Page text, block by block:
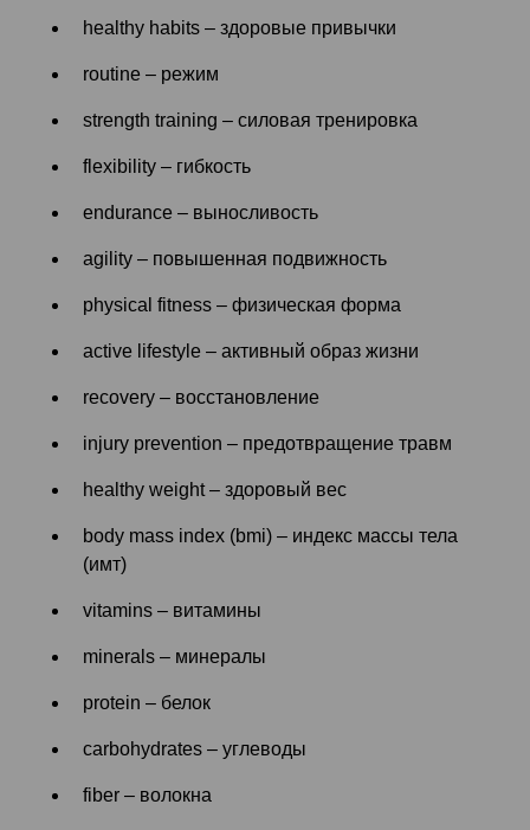
healthy habits – здоровые привычки
routine – режим
strength training – силовая тренировка
flexibility – гибкость
endurance – выносливость
agility – повышенная подвижность
physical fitness – физическая форма
active lifestyle – активный образ жизни
recovery – восстановление
injury prevention – предотвращение травм
healthy weight – здоровый вес
body mass index (bmi) – индекс массы тела
(имт)
vitamins – витамины
minerals – минералы
protein – белок
carbohydrates – углеводы
fiber – волокна